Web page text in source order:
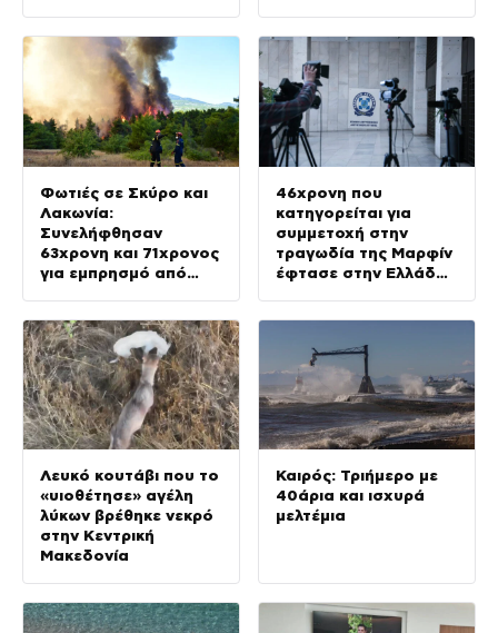
ελλείψεων και
σοβαρών κενών»
Φωτιές σε Σκύρο και
Λακωνία:
Συνελήφθησαν
63χρονη και 71χρονος
για εμπρησμό από
46χρονη που
κατηγορείται για
συμμετοχή στην
τραγωδία της Μαρφίν
έφτασε στην Ελλάδα
Λευκό κουτάβι που το
«υιοθέτησε» αγέλη
λύκων βρέθηκε νεκρό
στην Κεντρική
Μακεδονία
Καιρός: Τριήμερο με
40άρια και ισχυρά
μελτέμια